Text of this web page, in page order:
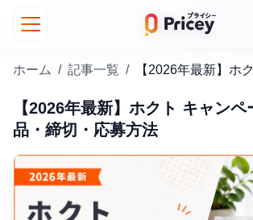
ホーム / 記事一覧 /
【2026年最新】ホクト キャン
品・締切・応募方法